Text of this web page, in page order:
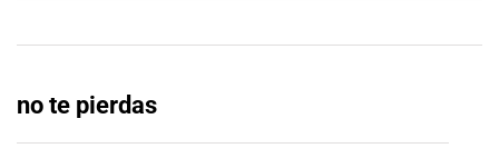
no te pierdas